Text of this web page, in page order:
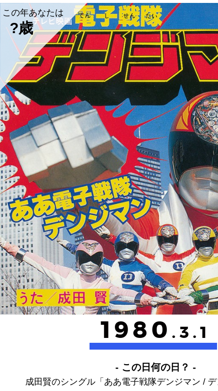
この年あなたは
?歳
1980 .3.1
- この日何の日？ -
成田賢のシングル「ああ電子戦隊デンジマン /